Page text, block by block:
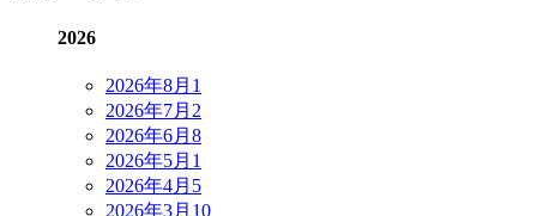
2026
2026年8月 1
2026年7月 2
2026年6月 8
2026年5月 1
2026年4月 5
2026年3月 10